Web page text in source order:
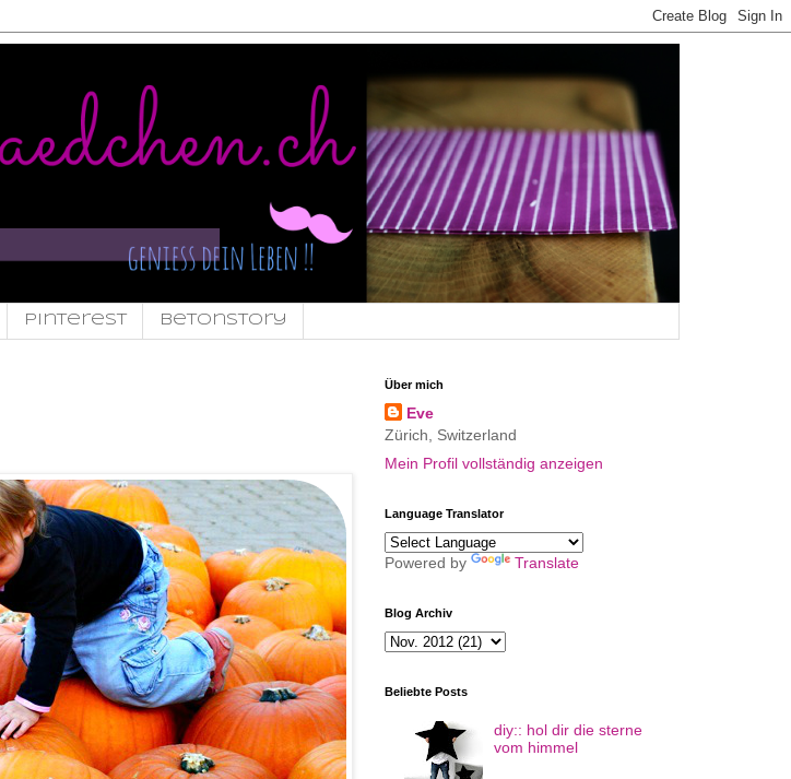
pinterest Betonstory
Über mich
Eve
Zürich, Switzerland
Mein Profil vollständig anzeigen
Language Translator
Powered by Translate
Blog Archiv
Beliebte Posts
diy:: hol dir die sterne
vom himmel